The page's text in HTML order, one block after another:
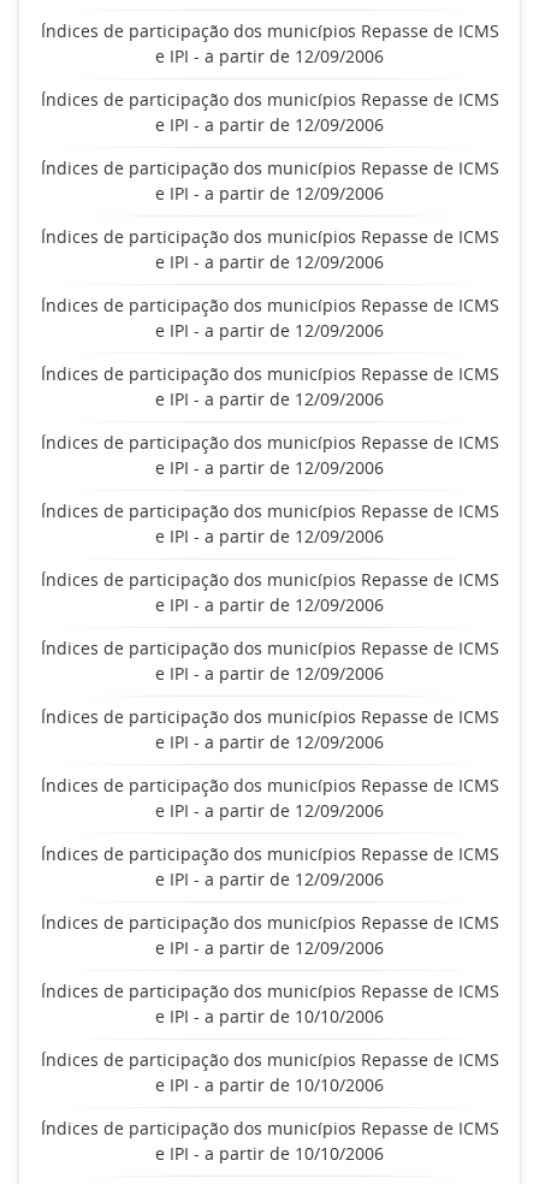
Índices de participação dos municípios Repasse de ICMS
e IPI - a partir de 12/09/2006
Índices de participação dos municípios Repasse de ICMS
e IPI - a partir de 12/09/2006
Índices de participação dos municípios Repasse de ICMS
e IPI - a partir de 12/09/2006
Índices de participação dos municípios Repasse de ICMS
e IPI - a partir de 12/09/2006
Índices de participação dos municípios Repasse de ICMS
e IPI - a partir de 12/09/2006
Índices de participação dos municípios Repasse de ICMS
e IPI - a partir de 12/09/2006
Índices de participação dos municípios Repasse de ICMS
e IPI - a partir de 12/09/2006
Índices de participação dos municípios Repasse de ICMS
e IPI - a partir de 12/09/2006
Índices de participação dos municípios Repasse de ICMS
e IPI - a partir de 12/09/2006
Índices de participação dos municípios Repasse de ICMS
e IPI - a partir de 12/09/2006
Índices de participação dos municípios Repasse de ICMS
e IPI - a partir de 12/09/2006
Índices de participação dos municípios Repasse de ICMS
e IPI - a partir de 12/09/2006
Índices de participação dos municípios Repasse de ICMS
e IPI - a partir de 12/09/2006
Índices de participação dos municípios Repasse de ICMS
e IPI - a partir de 12/09/2006
Índices de participação dos municípios Repasse de ICMS
e IPI - a partir de 10/10/2006
Índices de participação dos municípios Repasse de ICMS
e IPI - a partir de 10/10/2006
Índices de participação dos municípios Repasse de ICMS
e IPI - a partir de 10/10/2006